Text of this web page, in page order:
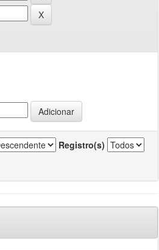
Registro(s)